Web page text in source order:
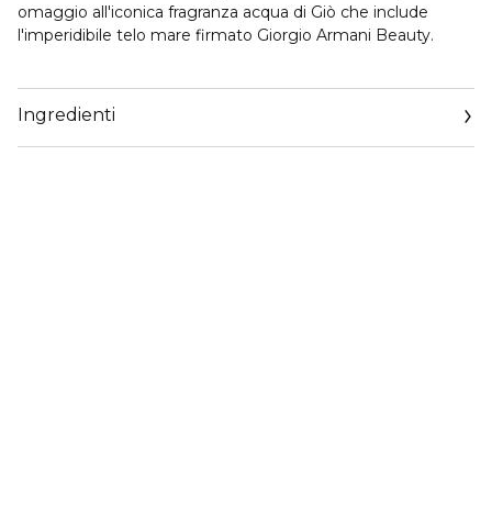
omaggio all'iconica fragranza acqua di Giò che include
l'imperidibile telo mare firmato Giorgio Armani Beauty.
- ACQUA DI GIÒ EAU DE TOILETTE 100ml
- TELO MARE ARMANI
Acqua di Giò Eau de Toilette racchiude l'essenza più pura
Ingredienti